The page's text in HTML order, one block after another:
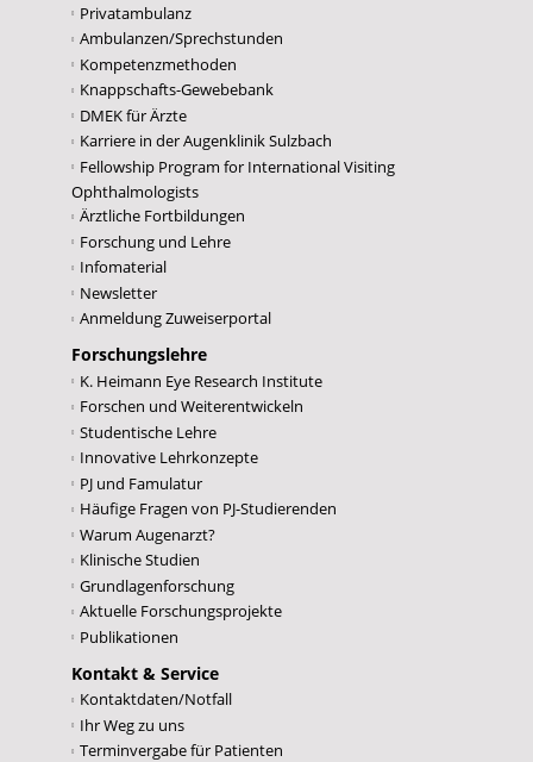
Privatambulanz
Ambulanzen/Sprechstunden
Kompetenzmethoden
Knappschafts-Gewebebank
DMEK für Ärzte
Karriere in der Augenklinik Sulzbach
Fellowship Program for International Visiting
Ophthalmologists
Ärztliche Fortbildungen
Forschung und Lehre
Infomaterial
Newsletter
Anmeldung Zuweiserportal
Forschungslehre
K. Heimann Eye Research Institute
Forschen und Weiterentwickeln
Studentische Lehre
Innovative Lehrkonzepte
PJ und Famulatur
Häufige Fragen von PJ-Studierenden
Warum Augenarzt?
Klinische Studien
Grundlagenforschung
Aktuelle Forschungsprojekte
Publikationen
Kontakt & Service
Kontaktdaten/Notfall
Ihr Weg zu uns
Terminvergabe für Patienten